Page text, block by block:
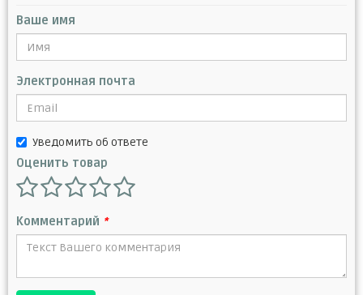
Ваше имя
Электронная почта
Уведомить об ответе
Оценить товар
Комментарий *